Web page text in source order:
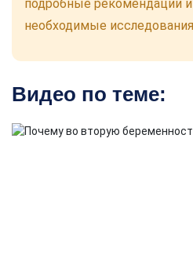
подробные рекомендации
необходимые
Видео по теме: